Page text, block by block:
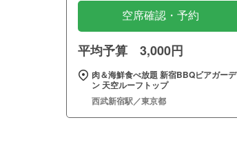
空席確認・予約
平均予算 3,000円
肉＆海鮮食べ放題 新宿BBQビアガーデ
ン 天空ルーフトップ
西武新宿駅／東京都